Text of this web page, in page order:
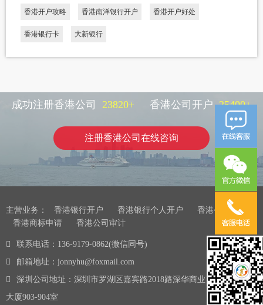
香港开户攻略 香港南洋银行开户 香港开户好处
香港银行卡 大新银行
成功注册香港公司 23820+ 香港公司开户 25400+
注册香港公司在线咨询
主营业务： 香港银行开户 香港银行个人开户
香港公司注册
香港商标申请
香港公司审计
联系电话：136-9179-0862(微信同号)
邮箱地址：jonnyhu@foxmail.com
深圳公司地址：深圳市罗湖区嘉宾路2018路深华商业
大厦903-904室